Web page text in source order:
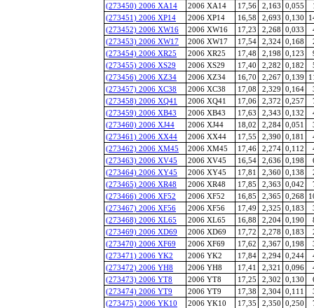
(273450) 2006 XA14
2006 XA14 17,56 2,163 0,055
(273451) 2006 XP14
2006 XP14 16,58 2,693 0,130
(273452) 2006 XW16
2006 XW16 17,23 2,268 0,033
(273453) 2006 XW17
2006 XW17 17,54 2,324 0,168
(273454) 2006 XR25
2006 XR25 17,48 2,198 0,123
(273455) 2006 XS29
2006 XS29 17,40 2,282 0,182
(273456) 2006 XZ34
2006 XZ34 16,70 2,267 0,139
(273457) 2006 XC38
2006 XC38 17,08 2,329 0,164
(273458) 2006 XQ41
2006 XQ41 17,06 2,372 0,257
(273459) 2006 XB43
2006 XB43 17,63 2,343 0,132
(273460) 2006 XJ44
2006 XJ44 18,02 2,284 0,051
(273461) 2006 XX44
2006 XX44 17,55 2,390 0,181
(273462) 2006 XM45
2006 XM45 17,46 2,274 0,112
(273463) 2006 XV45
2006 XV45 16,54 2,636 0,198
(273464) 2006 XY45
2006 XY45 17,81 2,360 0,138
(273465) 2006 XR48
2006 XR48 17,85 2,363 0,042
(273466) 2006 XF52
2006 XF52 16,85 2,365 0,268
(273467) 2006 XF56
2006 XF56 17,49 2,325 0,183
(273468) 2006 XL65
2006 XL65 16,88 2,204 0,190
(273469) 2006 XD69
2006 XD69 17,72 2,278 0,183
(273470) 2006 XF69
2006 XF69 17,62 2,367 0,198
(273471) 2006 YK2
2006 YK2 17,84 2,294 0,244
(273472) 2006 YH8
2006 YH8 17,41 2,321 0,096
(273473) 2006 YT8
2006 YT8 17,25 2,302 0,130
(273474) 2006 YT9
2006 YT9 17,38 2,304 0,111
(273475) 2006 YK10
2006 YK10 17,35 2,350 0,250